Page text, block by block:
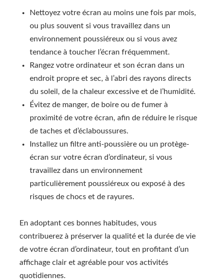
Nettoyez votre écran au moins une fois par mois,
ou plus souvent si vous travaillez dans un
environnement poussiéreux ou si vous avez
tendance à toucher l’écran fréquemment.
Rangez votre ordinateur et son écran dans un
endroit propre et sec, à l’abri des rayons directs
du soleil, de la chaleur excessive et de l’humidité.
Évitez de manger, de boire ou de fumer à
proximité de votre écran, afin de réduire le risque
de taches et d’éclaboussures.
Installez un filtre anti-poussière ou un protège-
écran sur votre écran d’ordinateur, si vous
travaillez dans un environnement
particulièrement poussiéreux ou exposé à des
risques de chocs et de rayures.
En adoptant ces bonnes habitudes, vous
contribuerez à préserver la qualité et la durée de vie
de votre écran d’ordinateur, tout en profitant d’un
affichage clair et agréable pour vos activités
quotidiennes.